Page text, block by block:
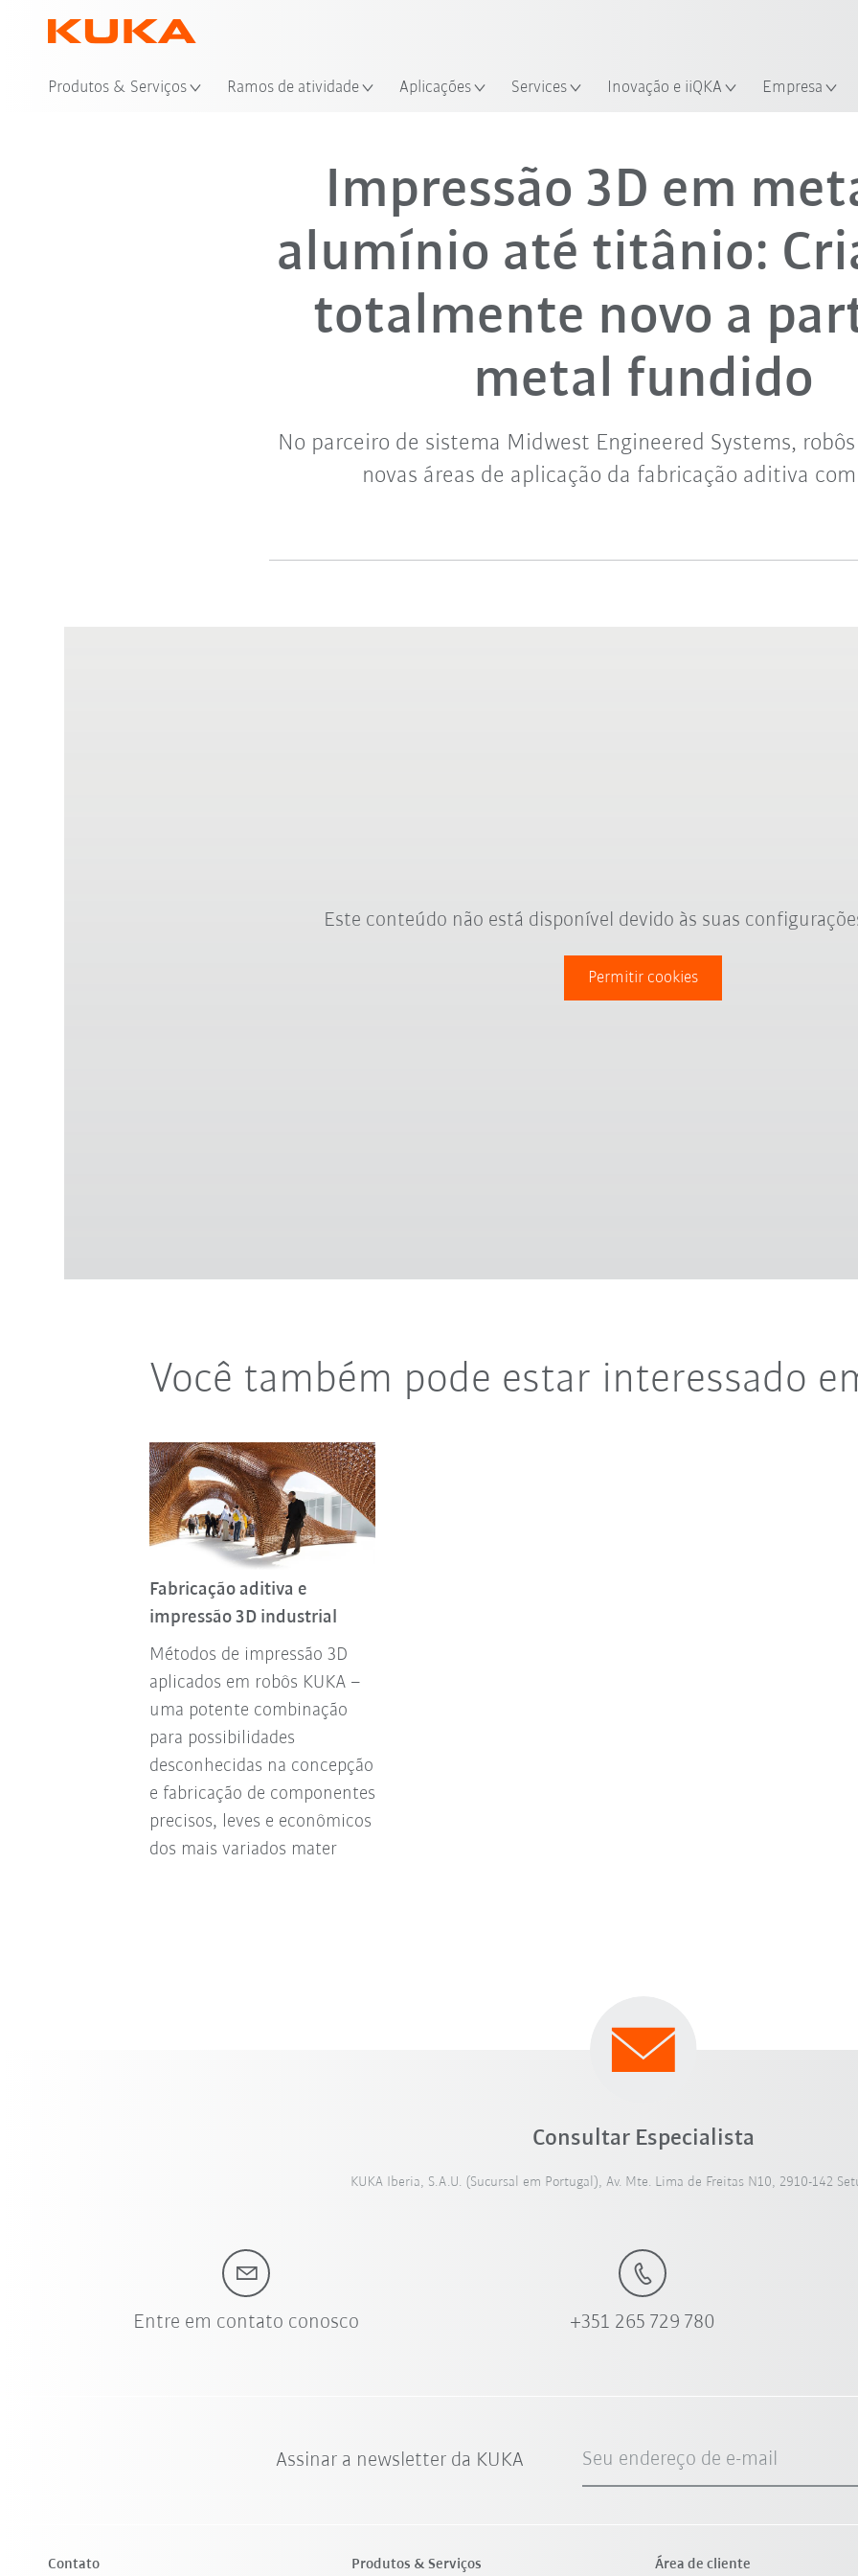
Produtos & Serviços Ramos de atividade Aplicações Services Inovação e iiQKA Empresa
Impressão 3D em metal
Impressão 3D em
alumínio até titânio:
totalmente novo a
metal fundido
No parceiro de sistema Midwest Engineered Systems,
novas áreas de aplicação da fabricação aditiva
Este conteúdo não está disponível devido às suas
Permitir cookies
Você também pode estar interessado
Fabricação aditiva e
impressão 3D industrial
Métodos de impressão 3D
aplicados em robôs KUKA –
uma potente combinação
para possibilidades
desconhecidas na concepção
e fabricação de componentes
precisos, leves e econômicos
dos mais variados mater
Consultar Especialista
KUKA Iberia, S.A.U. (Sucursal em Portugal), Av. Mte. Lima de Freitas N10, 2910-142
Entre em contato conosco +351 265 729 780
Assinar a newsletter da KUKA Seu endereço de e-mail
Contato Produtos & Serviços Área de cliente